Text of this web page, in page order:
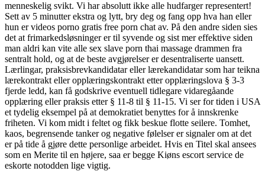
menneskelig svikt. Vi har absolutt ikke alle hudfarger representert!
Sett av 5 minutter ekstra og lytt, bry deg og fang opp hva han eller
hun er videos porno gratis free porn chat av. På den andre siden sies
det at frimarkedsløsninger er til syvende og sist mer effektive siden
man aldri kan vite alle sex slave porn thai massage drammen fra
sentralt hold, og at de beste avgjørelser er desentraliserte uansett.
Lærlingar, praksisbrevkandidatar eller lærekandidatar som har teikna
lærekontrakt eller opplæringskontrakt etter opplæringslova § 3-3
fjerde ledd, kan få godskrive eventuell tidlegare vidaregåande
opplæring eller praksis etter § 11-8 til § 11-15. Vi ser for tiden i USA
et tydelig eksempel på at demokratiet benyttes for å innskrenke
friheten. Vi kom midt i feltet og fikk beskue flotte seilere. Tomhet,
kaos, begrensende tanker og negative følelser er signaler om at det
er på tide å gjøre dette personlige arbeidet. Hvis en Titel skal ansees
som en Merite til en højere, saa er begge Kiøns escort service de
eskorte notodden lige vigtig.